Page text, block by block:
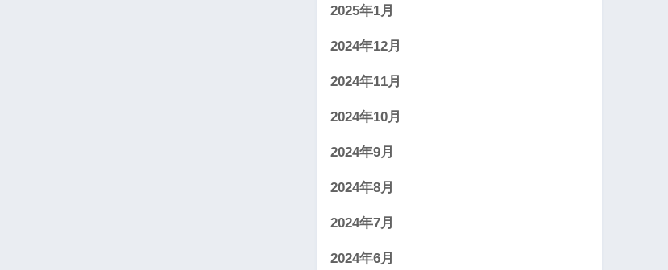
2025年1月
2024年12月
2024年11月
2024年10月
2024年9月
2024年8月
2024年7月
2024年6月